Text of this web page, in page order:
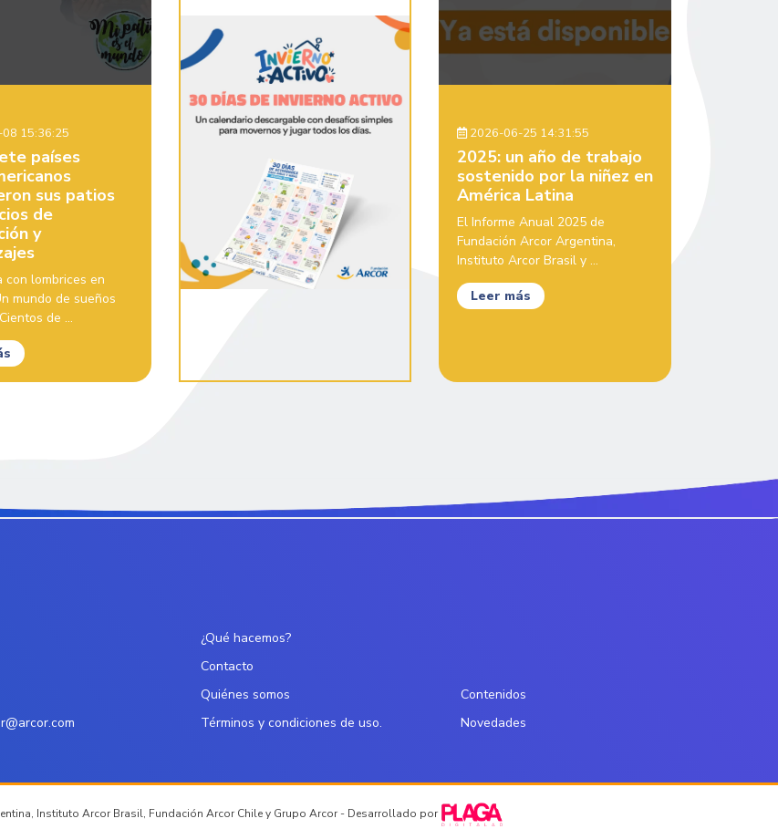
15:36:25
países
sus patios
de
y
con lombrices en
mundo de sueños
de ...
2026-06-25 14:31:55
2025: un año de trabajo
sostenido por la niñez en
América Latina
El Informe Anual 2025 de
Fundación Arcor Argentina,
Instituto Arcor Brasil y ...
Leer más
¿Qué hacemos?
Contacto
Quiénes somos
Términos y condiciones de uso.
Contenidos
Novedades
Instituto Arcor Brasil, Fundación Arcor Chile y Grupo Arcor - Desarrollado por